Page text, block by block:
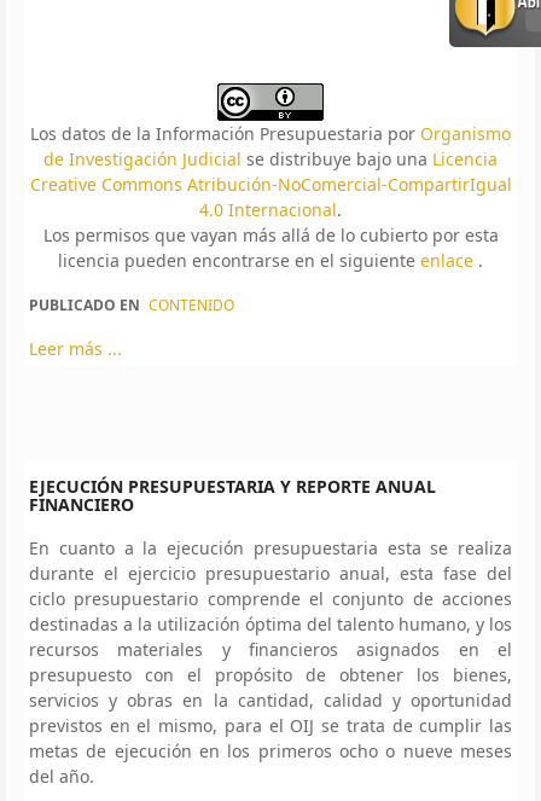
Los datos de la Información Presupuestaria por Organismo
de Investigación Judicial se distribuye bajo una Licencia
Creative Commons Atribución-NoComercial-CompartirIgual
4.0 Internacional.
Los permisos que vayan más allá de lo cubierto por esta
licencia pueden encontrarse en el siguiente enlace .
PUBLICADO EN CONTENIDO
Leer más ...
EJECUCIÓN PRESUPUESTARIA Y REPORTE ANUAL
FINANCIERO
En cuanto a la ejecución presupuestaria esta se realiza
durante el ejercicio presupuestario anual, esta fase del
ciclo presupuestario comprende el conjunto de acciones
destinadas a la utilización óptima del talento humano, y los
recursos materiales y financieros asignados en el
presupuesto con el propósito de obtener los bienes,
servicios y obras en la cantidad, calidad y oportunidad
previstos en el mismo, para el OIJ se trata de cumplir las
metas de ejecución en los primeros ocho o nueve meses
del año.